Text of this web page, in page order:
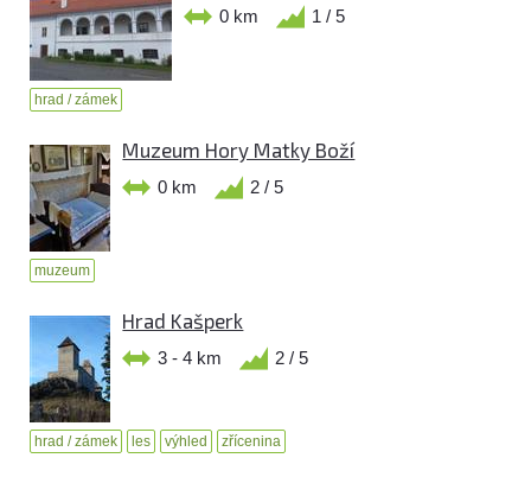
0 km 1 / 5
hrad / zámek
Muzeum Hory Matky Boží
0 km 2 / 5
muzeum
Hrad Kašperk
3 - 4 km 2 / 5
hrad / zámek les výhled zřícenina